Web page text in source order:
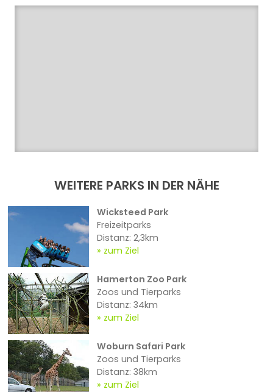
WEITERE PARKS IN DER NÄHE
Wicksteed Park
Freizeitparks
Distanz: 2,3km
zum Ziel
Hamerton Zoo Park
Zoos und Tierparks
Distanz: 34km
zum Ziel
Woburn Safari Park
Zoos und Tierparks
Distanz: 38km
zum Ziel